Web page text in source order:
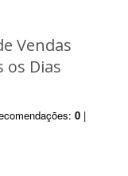
Vendas
os Dias
0 |